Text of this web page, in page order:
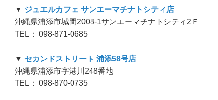
▼ ジュエルカフェ サンエーマチナトシティ店
沖縄県浦添市城間2008-1サンエーマチナトシティ2Ｆ
TEL： 098-871-0685
▼ セカンドストリート 浦添58号店
沖縄県浦添市字港川248番地
TEL： 098-870-0735